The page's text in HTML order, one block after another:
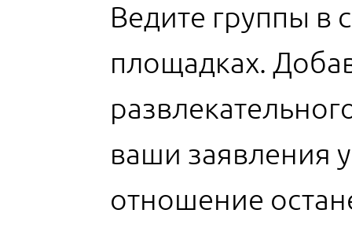
Ведите группы в
площадках.
ваши заявления
отношение